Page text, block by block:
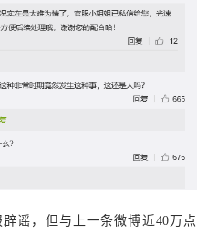
谣，但与上一条微博近40万点